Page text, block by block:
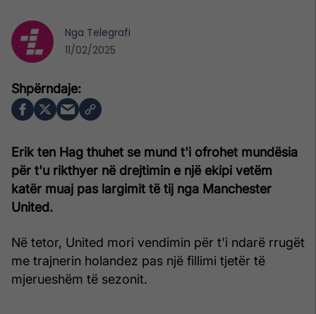
Erik ten Hag thuhet se mund t'i ofrohet mundësia
për t'u rikthyer në drejtimin e një ekipi vetëm
katër muaj pas largimit të tij nga Manchester
United.
Në tetor, United mori vendimin për t'i ndarë rrugët
me trajnerin holandez pas një fillimi tjetër të
mjerueshëm të sezonit.
Nga Telegrafi
11/02/2025